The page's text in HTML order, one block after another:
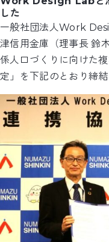
した
一般社団法人Work
津信用金庫（理事長 鈴
係人口づくりに向けた
定」を下記のとおり締